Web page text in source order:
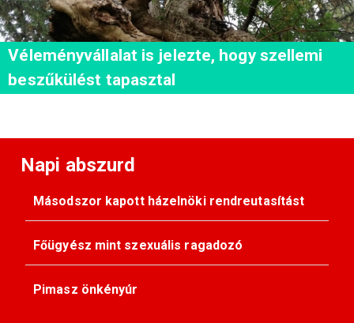
Véleményvállalat is jelezte, hogy szellemi
beszűkülést tapasztal
Napi abszurd
Másodszor kapott házelnöki rendreutasítást
Főügyész mint szexuális ragadozó
Pimasz önkényúr